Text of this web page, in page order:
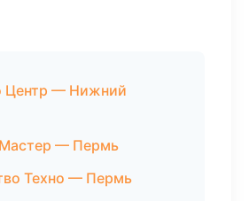
Центр — Нижний
— Пермь
Техно — Пермь